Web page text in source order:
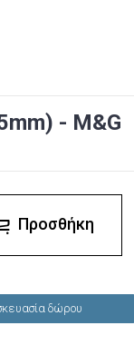
- M&G
Προσθήκη
δώρου